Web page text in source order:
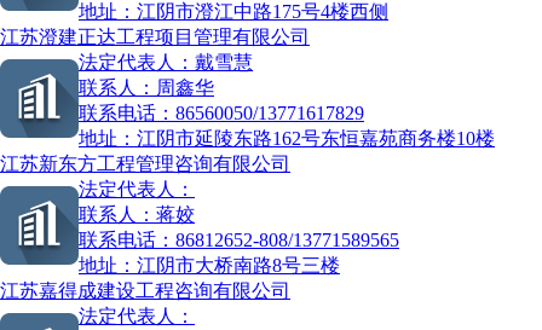
地址： 江阴市澄江中路175号4楼西侧
江苏澄建正达工程项目管理有限公司
法定代表人： 戴雪慧
联系人： 周鑫华
联系电话： 86560050/13771617829
地址： 江阴市延陵东路162号东恒嘉苑商务楼10楼
江苏新东方工程管理咨询有限公司
法定代表人：
联系人： 蒋姣
联系电话： 86812652-808/13771589565
地址： 江阴市大桥南路8号三楼
江苏嘉得成建设工程咨询有限公司
法定代表人：